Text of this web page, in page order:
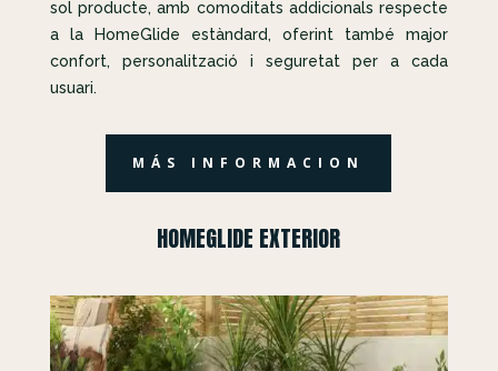
sol producte, amb comoditats addicionals respecte
a la HomeGlide estàndard, oferint també major
confort, personalització i seguretat per a cada
usuari.
MÁS INFORMACION
HOMEGLIDE EXTERIOR